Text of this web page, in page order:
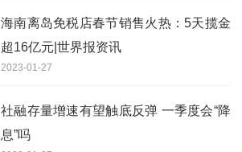
海南离岛免税店春节销售火热：5天揽金
超16亿元|世界报资讯
2023-01-27
社融存量增速有望触底反弹 一季度会“降
息”吗